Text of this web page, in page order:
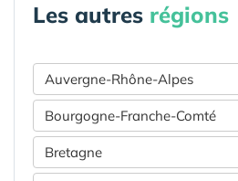
Les autres régions
Auvergne-Rhône-Alpes
Bourgogne-Franche-Comté
Bretagne